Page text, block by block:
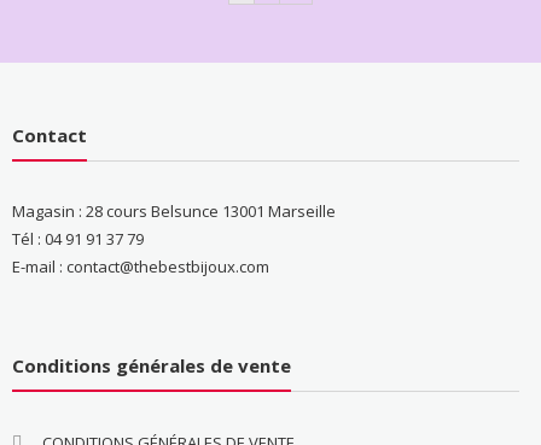
Contact
Magasin : 28 cours Belsunce 13001 Marseille
Tél : 04 91 91 37 79
E-mail : contact@thebestbijoux.com
Conditions générales de vente